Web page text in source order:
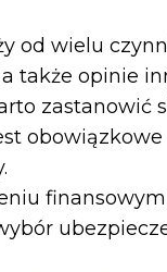
od wielu
także opinie